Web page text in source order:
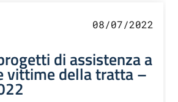
08/07/2022
di assistenza a
vittime della tratta –